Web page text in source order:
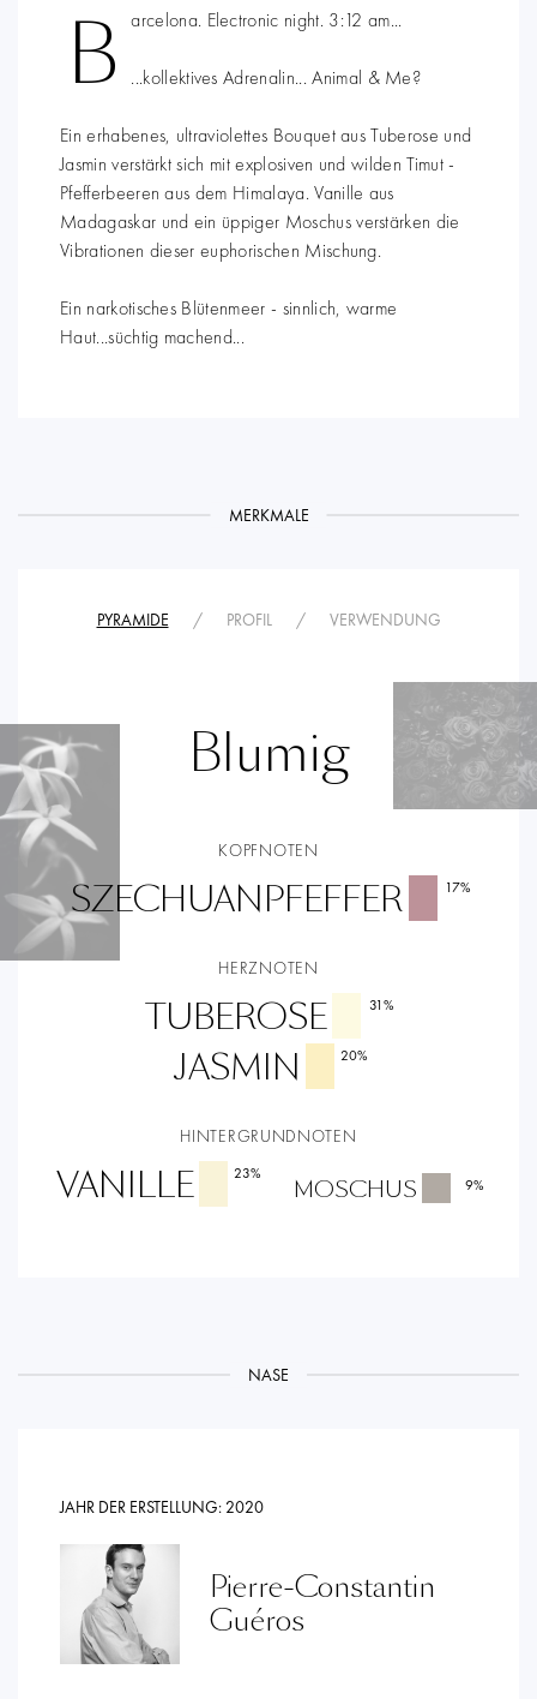
B arcelona. Electronic night. 3:12 am...
...kollektives Adrenalin... Animal & Me?
Ein erhabenes, ultraviolettes Bouquet aus Tuberose und
Jasmin verstärkt sich mit explosiven und wilden Timut -
Pfefferbeeren aus dem Himalaya. Vanille aus
Madagaskar und ein üppiger Moschus verstärken die
Vibrationen dieser euphorischen Mischung.
Ein narkotisches Blütenmeer - sinnlich, warme
Haut...süchtig machend...
MERKMALE
PYRAMIDE / PROFIL / VERWENDUNG
Blumig
KOPFNOTEN
SZECHUANPFEFFER 17%
HERZNOTEN
TUBEROSE 31%
JASMIN 20%
HINTERGRUNDNOTEN
VANILLE 23%
MOSCHUS 9%
NASE
JAHR DER ERSTELLUNG: 2020
Pierre-Constantin
Guéros